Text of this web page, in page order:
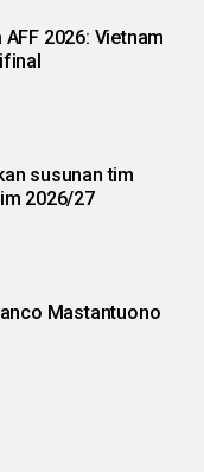
2026: Vietnam
susunan tim
2026/27
Mastantuono